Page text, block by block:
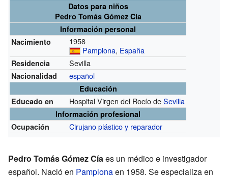
Datos para niños
Pedro Tomás Gómez Cía
Información personal
Nacimiento
1958
Pamplona, España
Residencia Sevilla
Nacionalidad español
Educación
Educado en
Hospital Virgen del Rocío deSevilla
Información profesional
Ocupación
Cirujano plástico y reparador
Pedro Tomás Gómez Cíaes un médico e investigador
español. Nació en Pamplonaen 1958. Se especializa en